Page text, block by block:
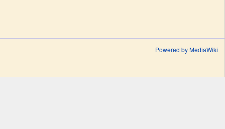
Powered by MediaWiki